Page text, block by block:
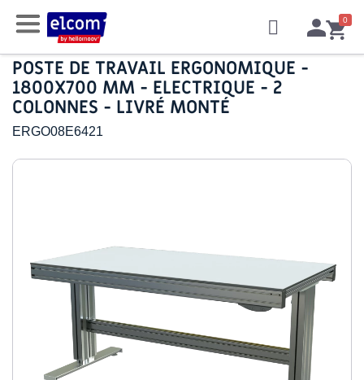
POSTE DE TRAVAIL ERGONOMIQUE -
1800X700 MM - ELECTRIQUE - 2
COLONNES - LIVRÉ MONTÉ
ERGO08E6421